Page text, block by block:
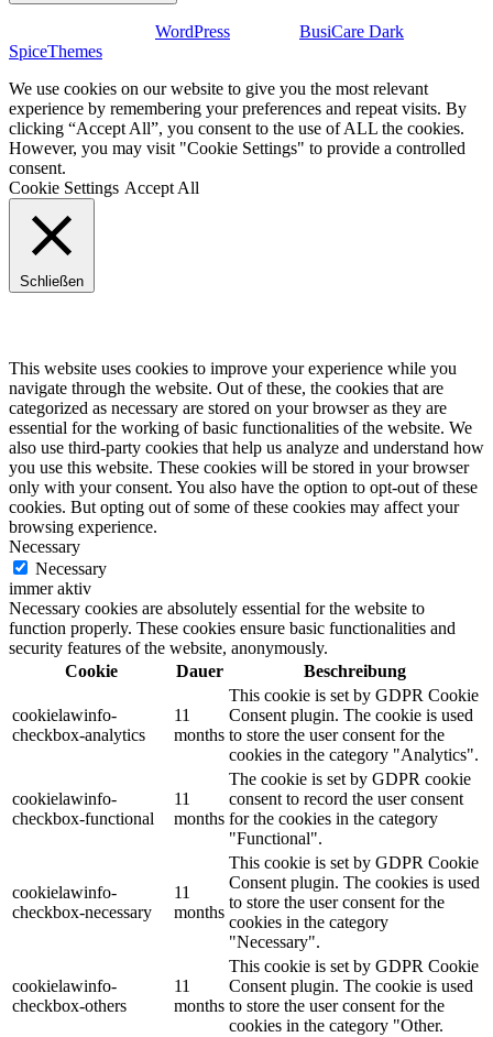
WordPress BusiCare Dark
SpiceThemes
We use cookies on our website to give you the most relevant
experience by remembering your preferences and repeat visits. By
clicking “Accept All”, you consent to the use of ALL the cookies.
However, you may visit "Cookie Settings" to provide a controlled
consent.
Cookie Settings Accept All
Schließen
This website uses cookies to improve your experience while you
navigate through the website. Out of these, the cookies that are
categorized as necessary are stored on your browser as they are
essential for the working of basic functionalities of the website. We
also use third-party cookies that help us analyze and understand how
you use this website. These cookies will be stored in your browser
only with your consent. You also have the option to opt-out of these
cookies. But opting out of some of these cookies may affect your
browsing experience.
Necessary
Necessary
immer aktiv
Necessary cookies are absolutely essential for the website to
function properly. These cookies ensure basic functionalities and
security features of the website, anonymously.
Cookie
Dauer Beschreibung
cookielawinfo-
checkbox-analytics
11
months
This cookie is set by GDPR Cookie
Consent plugin. The cookie is used
to store the user consent for the
cookies in the category "Analytics".
cookielawinfo-
checkbox-functional
11
months
The cookie is set by GDPR cookie
consent to record the user consent
for the cookies in the category
"Functional".
cookielawinfo-
checkbox-necessary
11
months
This cookie is set by GDPR Cookie
Consent plugin. The cookies is used
to store the user consent for the
cookies in the category
"Necessary".
cookielawinfo-
checkbox-others
11
months
This cookie is set by GDPR Cookie
Consent plugin. The cookie is used
to store the user consent for the
cookies in the category "Other.